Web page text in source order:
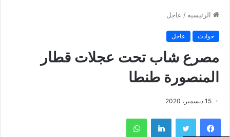
الرئيسية / عاجل
حوادث عاجل
مصرع شاب تحت عجلات قطار
المنصورة طنطا
15 ديسمبر، 2020
فيسبوك تويتر لينكدإن واتساب